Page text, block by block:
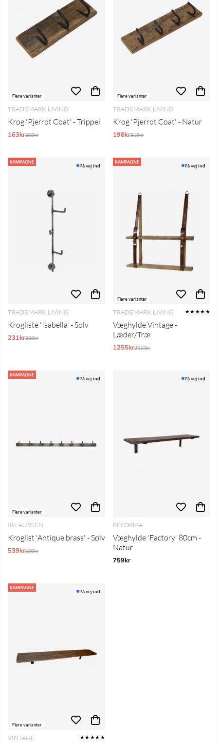
Flere varianter
TRADEMARK LIVING
Krog 'Pjerrot Coat' - Trippel
163krNormalpris:
269kr
Flere varianter
TRADEMARK LIVING
Krog 'Pjerrot Coat' - Natur
198krNormalpris:
319kr
KAMPAGNE
På vej ind
TRADEMARK LIVING
Krogliste 'Isabella' - Sølv
231krNormalpris:
389kr
KAMPAGNE
Flere varianter
På vej ind
TRADEMARK LIVING ★★★★★
Væghylde Vintage -
Læder/Træ
1255krNormalpris:
2019kr
KAMPAGNE
Flere varianter
På vej ind
IB LAURSEN
Kroglist 'Antique brass' - Sølv
539krNormalpris:
599kr
På vej ind
REFORMA
Væghylde 'Factory' 80cm -
Natur
759kr
KAMPAGNE
Flere varianter
På vej ind
VINTAGE ★★★★★